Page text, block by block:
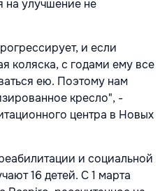
на улучшение не
и если
коляска, с годами ему все
ею. Поэтому нам
кресло", -
центра в Новых
и социальной
16 детей. С 1 марта